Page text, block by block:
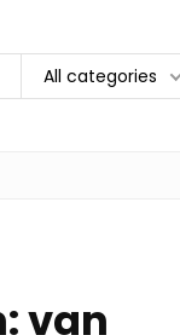
All categories
van